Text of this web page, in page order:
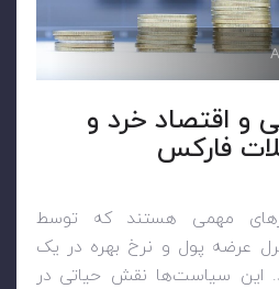
اقتصاد خرد و
فارکس
مهمی هستند که توسط
عرضه پول و نرخ بهره در یک
این سیاست‌ها نقش حیاتی در